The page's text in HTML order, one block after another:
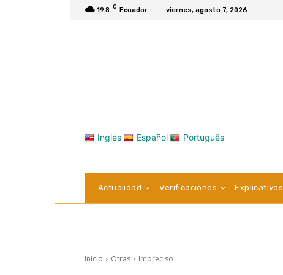
19.8 C Ecuador viernes, agosto 7, 2026
Inglés Español Português
Actualidad Verificaciones Explicativos
Inicio Otras Impreciso